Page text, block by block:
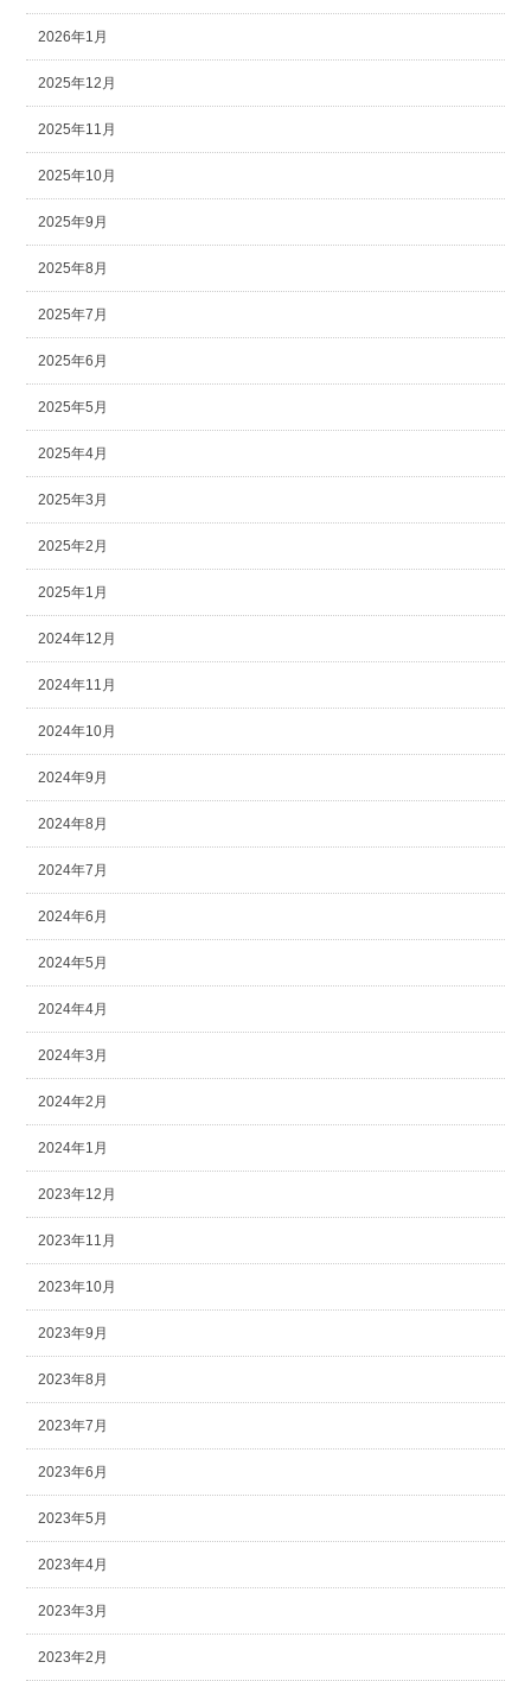
2026年1月
2025年12月
2025年11月
2025年10月
2025年9月
2025年8月
2025年7月
2025年6月
2025年5月
2025年4月
2025年3月
2025年2月
2025年1月
2024年12月
2024年11月
2024年10月
2024年9月
2024年8月
2024年7月
2024年6月
2024年5月
2024年4月
2024年3月
2024年2月
2024年1月
2023年12月
2023年11月
2023年10月
2023年9月
2023年8月
2023年7月
2023年6月
2023年5月
2023年4月
2023年3月
2023年2月